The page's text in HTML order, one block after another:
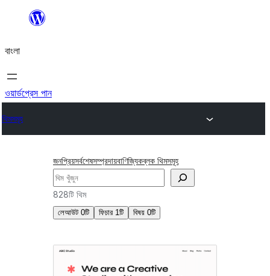
যান
বাংলা
ওয়ার্ডপ্রেস পান
থিমসমূহ
জনপ্রিয়সর্বশেষসম্প্রদায়বাণিজ্যিকব্লক থিমসমূহ
অনুসন্ধান
828টি থিম
লেআউট 0টি ফিচার 1টি বিষয় 0টি
স্টাইল
ভেরিয়েশন